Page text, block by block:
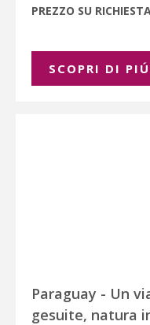
PREZZO SU RICHIESTA
SCOPRI DI PIÚ
Paraguay - Un
gesuite, natura